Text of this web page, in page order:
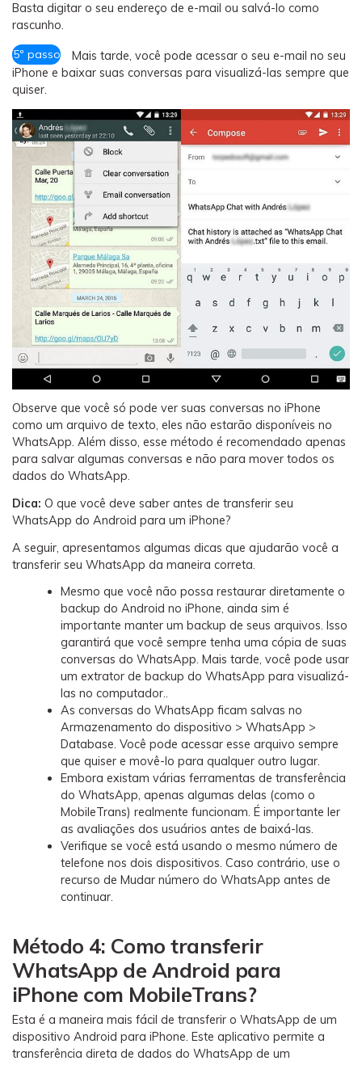
Basta digitar o seu endereço de e-mail ou salvá-lo como
rascunho.
5º passo
Mais tarde, você pode acessar o seu e-mail no seu
iPhone e baixar suas conversas para visualizá-las sempre que
quiser.
Observe que você só pode ver suas conversas no iPhone
como um arquivo de texto, eles não estarão disponíveis no
WhatsApp. Além disso, esse método é recomendado apenas
para salvar algumas conversas e não para mover todos os
dados do WhatsApp.
Dica: O que você deve saber antes de transferir seu
WhatsApp do Android para um iPhone?
A seguir, apresentamos algumas dicas que ajudarão você a
transferir seu WhatsApp da maneira correta.
Mesmo que você não possa restaurar diretamente o
backup do Android no iPhone, ainda sim é
importante manter um backup de seus arquivos. Isso
garantirá que você sempre tenha uma cópia de suas
conversas do WhatsApp. Mais tarde, você pode usar
um extrator de backup do WhatsApp para visualizá-
las no computador..
As conversas do WhatsApp ficam salvas no
Armazenamento do dispositivo > WhatsApp >
Database. Você pode acessar esse arquivo sempre
que quiser e movê-lo para qualquer outro lugar.
Embora existam várias ferramentas de transferência
do WhatsApp, apenas algumas delas (como o
MobileTrans) realmente funcionam. É importante ler
as avaliações dos usuários antes de baixá-las.
Verifique se você está usando o mesmo número de
telefone nos dois dispositivos. Caso contrário, use o
recurso de Mudar número do WhatsApp antes de
continuar.
Método 4: Como transferir
WhatsApp de Android para
iPhone com MobileTrans?
Esta é a maneira mais fácil de transferir o WhatsApp de um
dispositivo Android para iPhone. Este aplicativo permite a
transferência direta de dados do WhatsApp de um